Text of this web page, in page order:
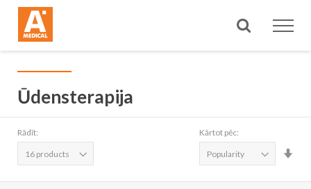
Meklēt
Ūdensterapija
Rādīt: Kārtot pēc: